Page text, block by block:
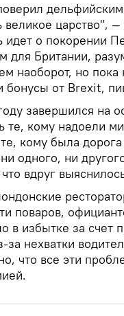
царство",
идет о покорении
для Британии,
наоборот, но
бонусы от Brexit,
завершился на
те, кому надоели
кому была
одного, ни
вдруг
поваров,
в избытке за счет
за нехватки
что все эти